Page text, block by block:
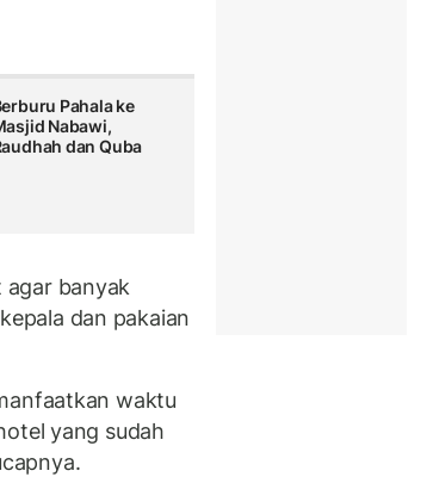
Pahala ke
Nabawi,
dan Quba
agar banyak
dan pakaian
waktu
yang sudah